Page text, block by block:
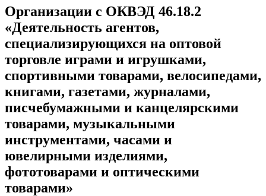
Организации с ОКВЭД 46.18.2
«Деятельность агентов,
специализирующихся на оптовой
торговле играми и игрушками,
спортивными товарами, велосипедами,
книгами, газетами, журналами,
писчебумажными и канцелярскими
товарами, музыкальными
инструментами, часами и
ювелирными изделиями,
фототоварами и оптическими
товарами»